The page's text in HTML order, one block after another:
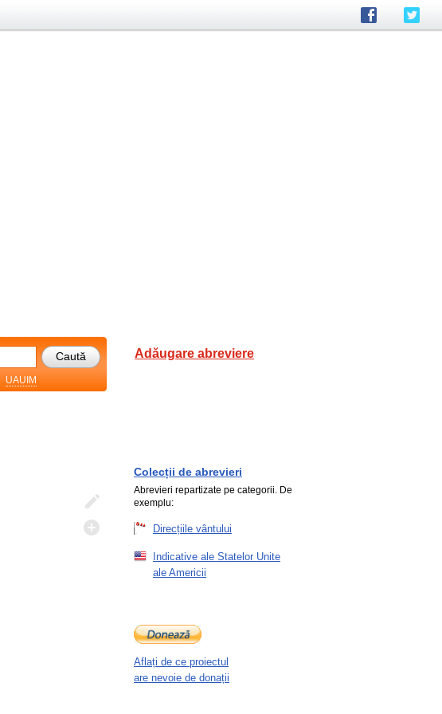
UAUIM
Adăugare abreviere
Colecții de abrevieri
Abrevieri repartizate pe categorii. De
exemplu:
Direcțiile vântului
Indicative ale Statelor Unite
ale Americii
Aflați de ce proiectul
are nevoie de donații